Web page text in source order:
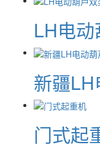
LH电
新疆
门式起